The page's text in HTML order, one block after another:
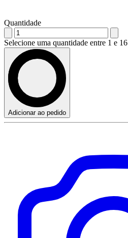
Quantidade
Selecione uma quantidade entre 1 e 16
Adicionar ao pedido